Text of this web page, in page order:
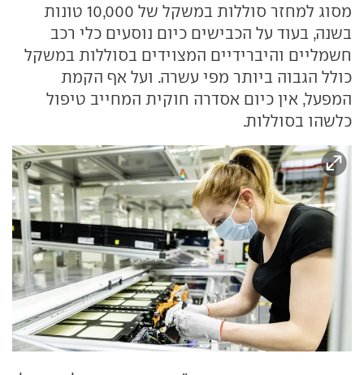
מסוג למחזר סוללות במשקל של 10,000 טונות
בשנה, בעוד על הכבישים כיום נוסעים כלי רכב
חשמליים והיברידיים המצוידים בסוללות במשקל
כולל הגבוה ביותר מפי עשרה. ועל אף הקמת
המפעל, אין כיום אסדרה חוקית המחייב טיפול
כלשהו בסוללות.